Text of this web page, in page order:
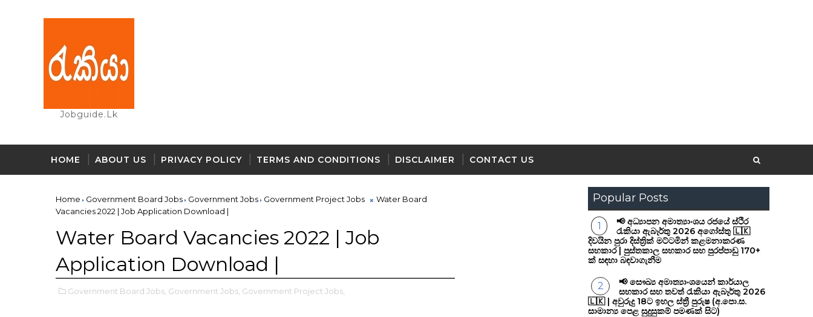
Jobguide.lk
HOME ABOUT US PRIVACY POLICY TERMS AND CONDITIONS DISCLAIMER CONTACT US
Home Government Board Jobs Government Jobs Government Project Jobs
Water Board
Vacancies 2022 | Job Application Download |
Water Board Vacancies 2022 | Job
Application Download |
Government Board Jobs, Government Jobs, Government Project Jobs,
Popular Posts
📢 අධ්‍යාපන අමාත්‍යාංශය රජයේ ස්ථිර
රැකියා ඇබෑර්තු 2026 අගෝස්තු 🇱🇰
දිවයින පුරා දිස්ත්‍රික් මට්ටමින් කළමනාකරණ
සහකාර | පුස්තකාල සහකාර සහ පුරප්පාඩු 170+
ක් සඳහා බඳවාගැනීම
📢 සෞඛ්‍ය අමාත්‍යාංශයෙන් කාර්යාල
සහකාර සහ තවත් රැකියා ඇබෑර්තු 2026
🇱🇰 | අවුරුදු 18ට ඉහල ස්ත්‍රී පුරුෂ (අ.පො.ස.
සාමාන්‍ය පෙළ සුදුසුකම් පමණක් සිට)